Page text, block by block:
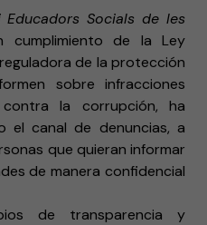
Educadors Socials de les
cumplimiento de la Ley
de la protección
sobre infracciones
la corrupción, ha
el canal de denuncias, a
que quieran informar
de manera confidencial
de transparencia y